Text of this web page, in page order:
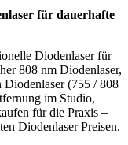
für dauerhafte
Diodenlaser für
808 nm Diodenlaser,
Diodenlaser (755 / 808
im Studio,
für die Praxis –
Diodenlaser Preisen.